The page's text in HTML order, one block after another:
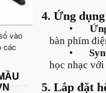
vào
các
4. Ứng
•
bàn phím
•
học nhạc với
5. Lắp đặt